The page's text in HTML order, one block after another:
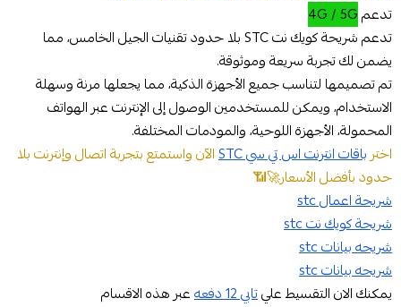
تدعم4G / 5G
تدعم شريحة كويك نت STC بلا حدود تقنيات الجيل الخامس، مما
يضمن لك تجربة سريعة وموثوقة.
تم تصميمها لتناسب جميع الأجهزة الذكية، مما يجعلها مرنة وسهلة
الاستخدام، ويمكن للمستخدمين الوصول إلى الإنترنت عبر الهواتف
المحمولة، الأجهزة اللوحية، والمودمات المختلفة.
اخترباقات انترنت اس تي سي STC
الآن واستمتع بتجربة اتصال وإنترنت بلا
حدود بأفضل الأسعار🚀📶
شريحة اعمال stc
شريحة كويك نت stc
شريحه بيانات stc
شريحه بيانات stc
يمكنك الان التقسيط عليتابي 12 دفعه عبر هذه الاقسام